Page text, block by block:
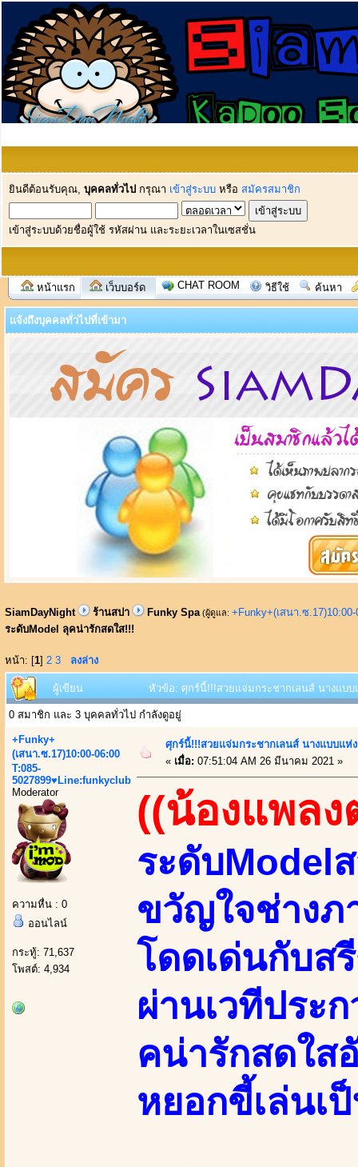
ยินดีต้อนรับคุณ, บุคคลทั่วไป กรุณา เข้าสู่ระบบ หรือ สมัครสมาชิก
เข้าสู่ระบบด้วยชื่อผู้ใช้ รหัสผ่าน และระยะเวลาในเซสชั่น
หน้าแรก เว็บบอร์ด CHAT ROOM วิธีใช้ ค้นหา
แจ้งถึงบุคคลทั่วไปที่เข้ามา
SiamDayNight ร้านสปา Funky Spa (ผู้ดูแล: +Funky+(เสนา.ซ
ระดับModel ลุคน่ารักสดใส!!!
หน้า: [1] 2 3 ลงล่าง
ผู้เขียน หัวข้อ: ศุกร์นี้!!!สวยแจ่มกระชากเลนส์ นางแบ
0 สมาชิก และ 3 บุคคลทั่วไป กำลังดูอยู่
+Funky+
(เสนา.ซ.17)10:00-06:00
T:085-
5027899♥Line:funkyclub
Moderator
ความหื่น : 0
ออนไลน์
กระทู้: 71,637
โพสต์: 4,934
ศุกร์นี้!!!สวยแจ่มกระชากเลนส์ นางแบบแห่
« เมื่อ: 07:51:04 AM 26 มีนาคม 2021 »
((น้องแพล
ระดับModel
ขวัญใจช่างภ
โดดเด่นกับส
ผ่านเวทีประ
คน่ารักสดใส
หยอกขี้เล่นเ